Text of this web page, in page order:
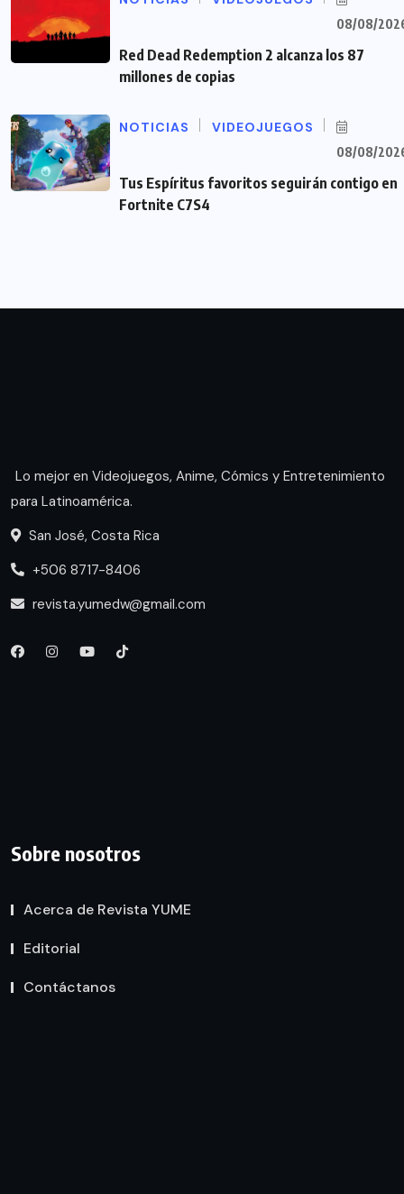
08/08/
Red Dead Redemption 2 alcanza los 87
millones de copias
NOTICIAS VIDEOJUEGOS
08/08/
Tus Espíritus favoritos seguirán contigo en
Fortnite C7S4
Lo mejor en Videojuegos, Anime, Cómics y Entretenimiento
para Latinoamérica.
San José, Costa Rica
+506 8717-8406
revista.yumedw@gmail.com
Sobre nosotros
Acerca de Revista YUME
Editorial
Contáctanos